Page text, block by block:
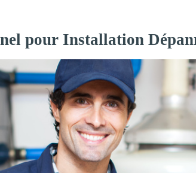
pour Installation